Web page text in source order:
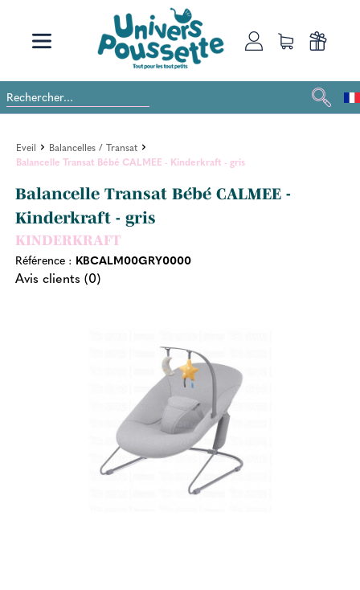
Eveil
Balancelles / Transat
Balancelle Transat Bébé CALMEE - Kinderkraft - gris
Balancelle Transat Bébé CALMEE -
Kinderkraft - gris
KINDERKRAFT
Référence : KBCALM00GRY0000
Avis clients (0)